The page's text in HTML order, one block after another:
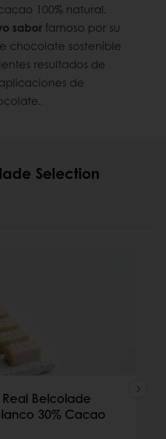
100% natural.
sabor famoso por su
chocolate sostenible
resultados de
de
Selection
Belcolade
30% Cacao